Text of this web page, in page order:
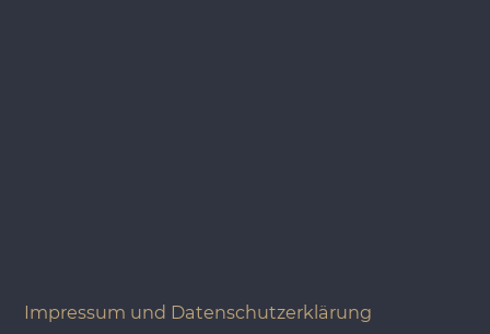
Impressum und Datenschutzerklärung